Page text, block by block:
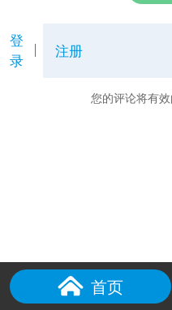
登
录
注册
您的评论将有
首页